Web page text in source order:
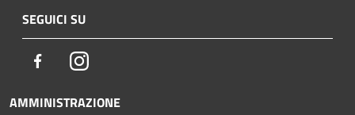
SEGUICI SU
FacebookInstagram
AMMINISTRAZIONE